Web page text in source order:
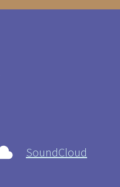
SoundCloud